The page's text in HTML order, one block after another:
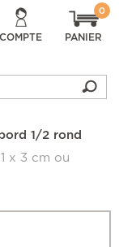
COMPTE PANIER
0
1/2 rond
x 3 cm ou